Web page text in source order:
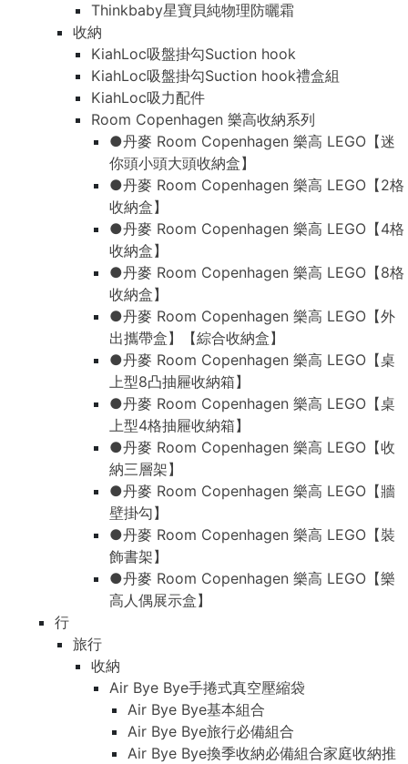
Thinkbaby星寶貝純物理防曬霜
收納
KiahLoc吸盤掛勾Suction hook
KiahLoc吸盤掛勾Suction hook禮盒組
KiahLoc吸力配件
Room Copenhagen 樂高收納系列
●丹麥 Room Copenhagen 樂高 LEGO【迷
你頭小頭大頭收納盒】
●丹麥 Room Copenhagen 樂高 LEGO【2格
收納盒】
●丹麥 Room Copenhagen 樂高 LEGO【4格
收納盒】
●丹麥 Room Copenhagen 樂高 LEGO【8格
收納盒】
●丹麥 Room Copenhagen 樂高 LEGO【外
出攜帶盒】【綜合收納盒】
●丹麥 Room Copenhagen 樂高 LEGO【桌
上型8凸抽屜收納箱】
●丹麥 Room Copenhagen 樂高 LEGO【桌
上型4格抽屜收納箱】
●丹麥 Room Copenhagen 樂高 LEGO【收
納三層架】
●丹麥 Room Copenhagen 樂高 LEGO【牆
壁掛勾】
●丹麥 Room Copenhagen 樂高 LEGO【裝
飾書架】
●丹麥 Room Copenhagen 樂高 LEGO【樂
高人偶展示盒】
行
旅行
收納
Air Bye Bye手捲式真空壓縮袋
Air Bye Bye基本組合
Air Bye Bye旅行必備組合
Air Bye Bye換季收納必備組合家庭收納推